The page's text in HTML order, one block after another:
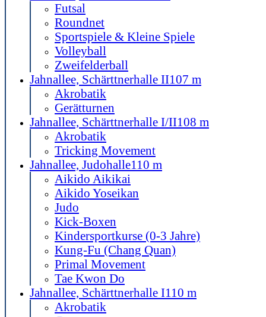
Futsal
Roundnet
Sportspiele & Kleine Spiele
Volleyball
Zweifelderball
Jahnallee, Schärttnerhalle II107 m
Akrobatik
Gerätturnen
Jahnallee, Schärttnerhalle I/II108 m
Akrobatik
Tricking Movement
Jahnallee, Judohalle110 m
Aikido Aikikai
Aikido Yoseikan
Judo
Kick-Boxen
Kindersportkurse (0-3 Jahre)
Kung-Fu (Chang Quan)
Primal Movement
Tae Kwon Do
Jahnallee, Schärttnerhalle I110 m
Akrobatik